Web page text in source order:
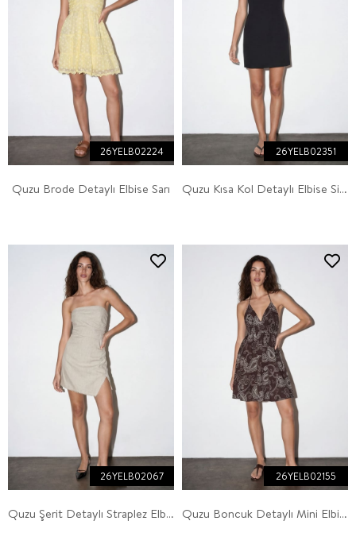
Quzu Brode Detaylı Elbise Sarı
26YELB02224
Quzu Kısa Kol Detaylı Elbise Siyah
26YELB02351
Quzu Şerit Detaylı Straplez Elbise Bej
26YELB02067
Quzu Boncuk Detaylı Mini Elbise Kahve
26YELB02155